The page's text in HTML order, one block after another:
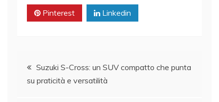
Pinterest Linkedin
Navigazione
articoli
Suzuki S-Cross: un SUV compatto che punta
su praticità e versatilità